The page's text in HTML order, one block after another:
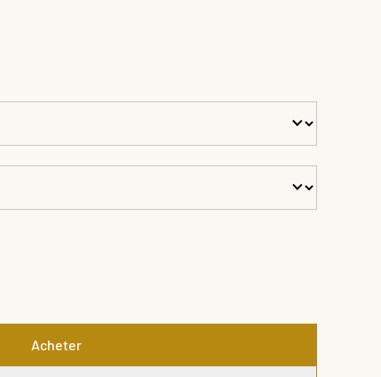
Acheter